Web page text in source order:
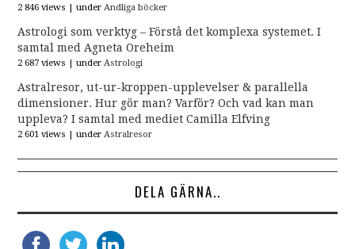
2 846 views |underAndliga böcker
Astrologi som verktyg – Förstå det komplexa systemet. I
samtal med Agneta Oreheim
2 687 views |underAstrologi
Astralresor, ut-ur-kroppen-upplevelser & parallella
dimensioner. Hur gör man? Varför? Och vad kan man
uppleva? I samtal med mediet Camilla Elfving
2 601 views |underAstralresor
DELA GÄRNA..